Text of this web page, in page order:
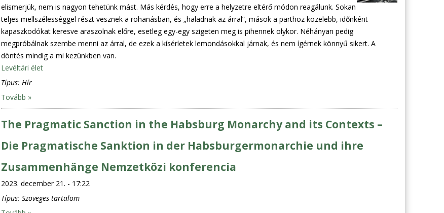
elismerjük, nem is nagyon tehetünk mást. Más kérdés, hogy erre a helyzetre eltérő módon reagálunk. Sokan
teljes mellszélességgel részt vesznek a rohanásban, és „haladnak az árral”, mások a parthoz közelebb, időnként
kapaszkodókat keresve araszolnak előre, esetleg egy-egy szigeten meg is pihennek olykor. Néhányan pedig
megpróbálnak szembe menni az árral, de ezek a kísérletek lemondásokkal járnak, és nem ígérnek könnyű sikert. A
döntés mindig a mi kezünkben van.
Levéltári élet
Típus: Hír
Tovább »
The Pragmatic Sanction in the Habsburg Monarchy and its Contexts –
Die Pragmatische Sanktion in der Habsburgermonarchie und ihre
Zusammenhänge Nemzetközi konferencia
2023. december 21. - 17:22
Típus: Szöveges tartalom